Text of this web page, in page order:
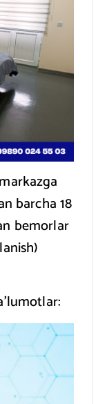
barcha 18
bemorlar